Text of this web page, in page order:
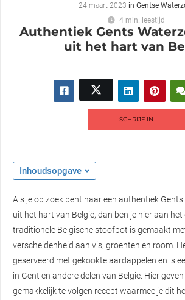
24 maart 2023 in Gentse
4 min. leestijd
Authentiek Gents
uit het hart van
SCHRIJF IN
Inhoudsopgave
Als je op zoek bent naar een authentiek
uit het hart van België, dan ben je hier aan het
traditionele Belgische stoofpot is gemaakt
verscheidenheid aan vis, groenten en room.
geserveerd met gekookte aardappelen en is
in Gent en andere delen van België. Hier geven
gemakkelijk te volgen recept waarmee je dit